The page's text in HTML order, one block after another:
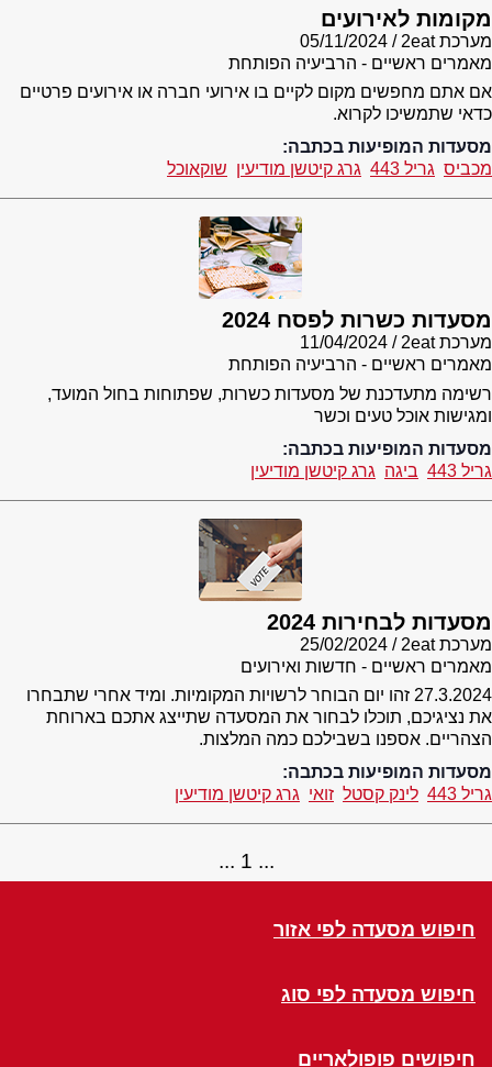
מקומות לאירועים
מערכת 2eat
05/11/2024
מאמרים ראשיים - הרביעיה הפותחת
אם אתם מחפשים מקום לקיים בו אירועי חברה או אירועים פרטיים
כדאי שתמשיכו לקרוא.
מסעדות המופיעות בכתבה:
מכביס גריל 443 גרג קיטשן מודיעין שוקאוכל
מסעדות כשרות לפסח 2024
מערכת 2eat
11/04/2024
מאמרים ראשיים - הרביעיה הפותחת
רשימה מתעדכנת של מסעדות כשרות, שפתוחות בחול המועד,
ומגישות אוכל טעים וכשר
מסעדות המופיעות בכתבה:
גריל 443
ביגה גרג קיטשן מודיעין
מסעדות לבחירות 2024
מערכת 2eat
25/02/2024
מאמרים ראשיים - חדשות ואירועים
27.3.2024 זהו יום הבוחר לרשויות המקומיות. ומיד אחרי שתבחרו
את נציגיכם, תוכלו לבחור את המסעדה שתייצג אתכם בארוחת
הצהריים. אספנו בשבילכם כמה המלצות.
מסעדות המופיעות בכתבה:
גריל 443
לינק קסטל זואי גרג קיטשן מודיעין
1
חיפוש מסעדה לפי אזור
חיפוש מסעדה לפי סוג
חיפושים פופולאריים